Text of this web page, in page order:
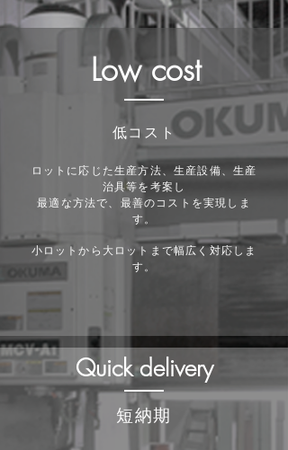
Low cost
低コスト
​ロットに応じた生産方法、生産設備、生産
治具等を考案し
最適な方法で、最善のコストを実現しま
す。
​小ロットから大ロットまで幅広く対応しま
す。
Quick delivery
短納期